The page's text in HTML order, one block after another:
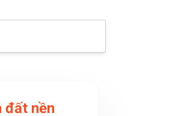
đất nền